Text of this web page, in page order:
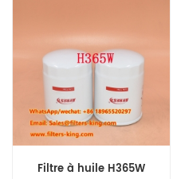
60 piècesFiltre hydraulique
HY406W Référence croisée
AM102723 Utilisation pour
John Deere 2500A 2500B
2500D 2500E 2653A 2653B.
Filtre à huile H365W